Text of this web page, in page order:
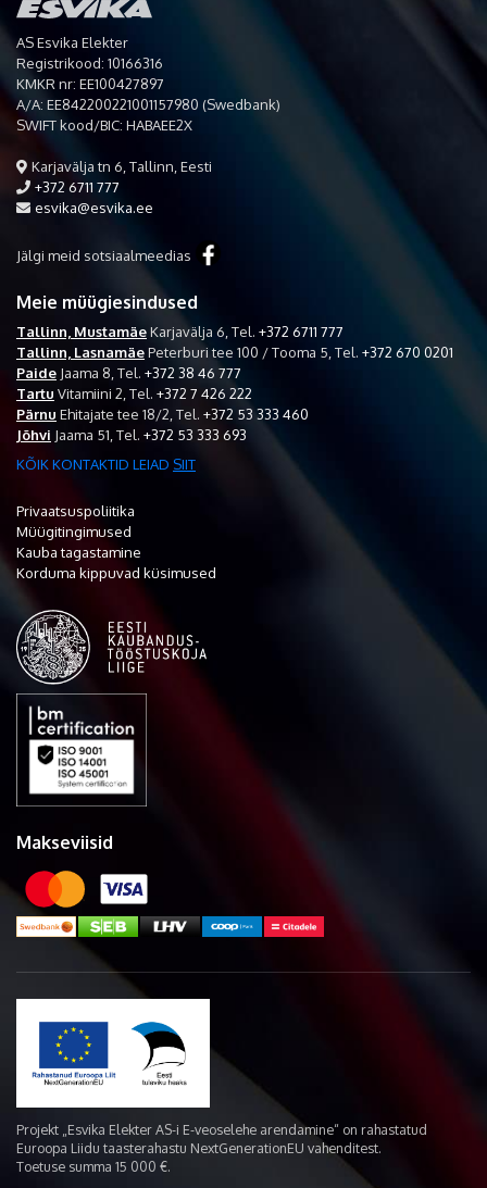
AS Esvika Elekter
Registrikood: 10166316
KMKR nr: EE100427897
A/A: EE842200221001157980 (Swedbank)
SWIFT kood/BIC: HABAEE2X
Karjavälja tn 6, Tallinn, Eesti
+372 6711 777
esvika@esvika.ee
Jälgi meid sotsiaalmeedias
Meie müügiesindused
Tallinn, MustamäeKarjavälja 6, Tel. +372 6711 777
Tallinn, LasnamäePeterburi tee 100 / Tooma 5, Tel. +372 670 0201
Paide Jaama 8, Tel. +372 38 46 777
Tartu Vitamiini 2, Tel. +372 7 426 222
Pärnu Ehitajate tee 18/2, Tel. +372 53 333 460
Jõhvi Jaama 51, Tel. +372 53 333 693
KÕIK KONTAKTID LEIAD SIIT
Privaatsuspoliitika
Müügitingimused
Kauba tagastamine
Korduma kippuvad küsimused
Makseviisid
Projekt „Esvika Elekter AS-i E-veoselehe arendamine“ on rahastatud
Euroopa Liidu taasterahastu NextGenerationEU vahenditest.
Toetuse summa 15 000 €.